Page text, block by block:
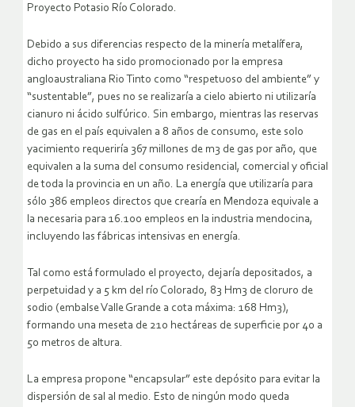
Proyecto Potasio Río Colorado.
Debido a sus diferencias respecto de la minería metalífera,
dicho proyecto ha sido promocionado por la empresa
angloaustraliana Rio Tinto como “respetuoso del ambiente” y
“sustentable”, pues no se realizaría a cielo abierto ni utilizaría
cianuro ni ácido sulfúrico. Sin embargo, mientras las reservas
de gas en el país equivalen a 8 años de consumo, este solo
yacimiento requeriría 367 millones de m3 de gas por año, que
equivalen a la suma del consumo residencial, comercial y oficial
de toda la provincia en un año. La energía que utilizaría para
sólo 386 empleos directos que crearía en Mendoza equivale a
la necesaria para 16.100 empleos en la industria mendocina,
incluyendo las fábricas intensivas en energía.
Tal como está formulado el proyecto, dejaría depositados, a
perpetuidad y a 5 km del río Colorado, 83 Hm3 de cloruro de
sodio (embalse Valle Grande a cota máxima: 168 Hm3),
formando una meseta de 210 hectáreas de superficie por 40 a
50 metros de altura.
La empresa propone “encapsular” este depósito para evitar la
dispersión de sal al medio. Esto de ningún modo queda